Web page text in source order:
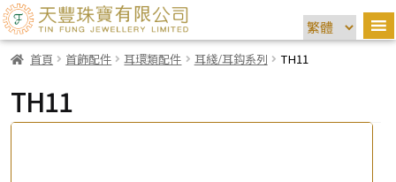
首頁 首飾配件 耳環類配件 耳綫/耳鈎系列 TH11
TH11